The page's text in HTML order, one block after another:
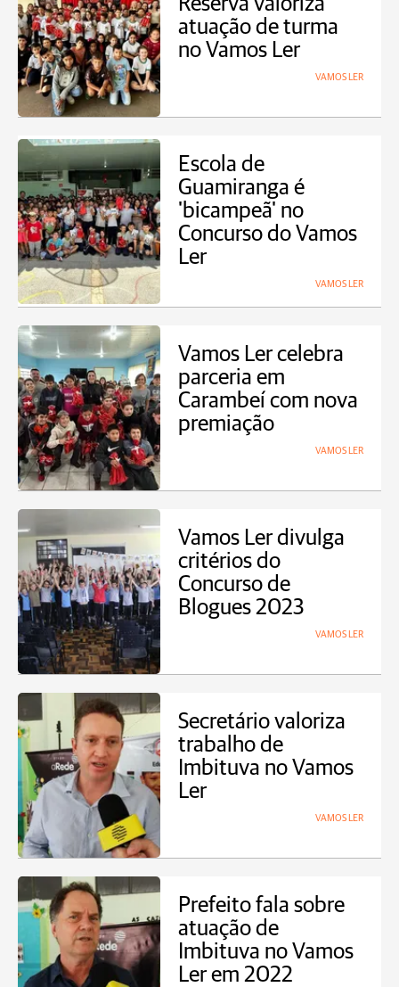
atuação de turma
no Vamos Ler
VAMOS LER
Escola de
Guamiranga é
'bicampeã' no
Concurso do Vamos
Ler
VAMOS LER
Vamos Ler celebra
parceria em
Carambeí com nova
premiação
VAMOS LER
Vamos Ler divulga
critérios do
Concurso de
Blogues 2023
VAMOS LER
Secretário valoriza
trabalho de
Imbituva no Vamos
Ler
VAMOS LER
Prefeito fala sobre
atuação de
Imbituva no Vamos
Ler em 2022